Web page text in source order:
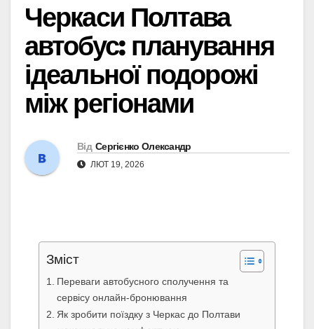
Черкаси Полтава
автобус: планування
ідеальної подорожі
між регіонами
Від Сергієнко Олександр
ЛЮТ 19, 2026
Зміст
Переваги автобусного сполучення та
сервісу онлайн-бронювання
Як зробити поїздку з Черкас до Полтави